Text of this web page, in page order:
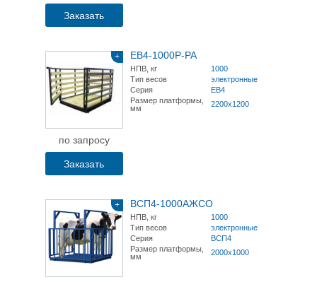
Заказать
+
по запросу
Заказать
ЕВ4-1000Р-РА
НПВ, кг
1000
Тип весов
электронные
Серия
ЕВ4
Размер платформы,
мм
2200х1200
+ ВСП4-1000АЖСО
НПВ, кг
1000
Тип весов
электронные
Серия
ВСП4
Размер платформы,
мм
2000х1000